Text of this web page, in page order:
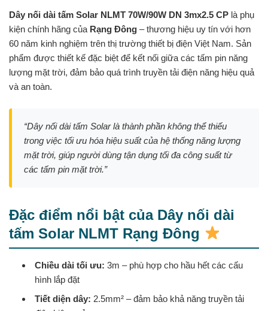
Dây nối dài tấm Solar NLMT 70W/90W DN 3mx2.5 CP là phụ
kiện chính hãng của Rạng Đông – thương hiệu uy tín với hơn
60 năm kinh nghiệm trên thị trường thiết bị điện Việt Nam. Sản
phẩm được thiết kế đặc biệt để kết nối giữa các tấm pin năng
lượng mặt trời, đảm bảo quá trình truyền tải điện năng hiệu quả
và an toàn.
“Dây nối dài tấm Solar là thành phần không thể thiếu
trong việc tối ưu hóa hiệu suất của hệ thống năng lượng
mặt trời, giúp người dùng tận dụng tối đa công suất từ
các tấm pin mặt trời.”
Đặc điểm nổi bật của Dây nối dài
tấm Solar NLMT Rạng Đông
Chiều dài tối ưu: 3m – phù hợp cho hầu hết các cấu
hình lắp đặt
Tiết diện dây: 2.5mm² – đảm bảo khả năng truyền tải